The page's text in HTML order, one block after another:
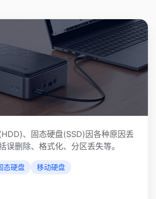
、固态硬盘(SSD)因各种原因丢
误删除、格式化、分区丢失等。
态硬盘 移动硬盘